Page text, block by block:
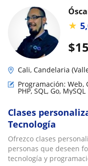
$
★
Cali, Candelaria
Programación: Web,
PHP, SQL, Go, MySQL
Clases
Tecnología
Ofrezco clases
personas que deseen
tecnología y